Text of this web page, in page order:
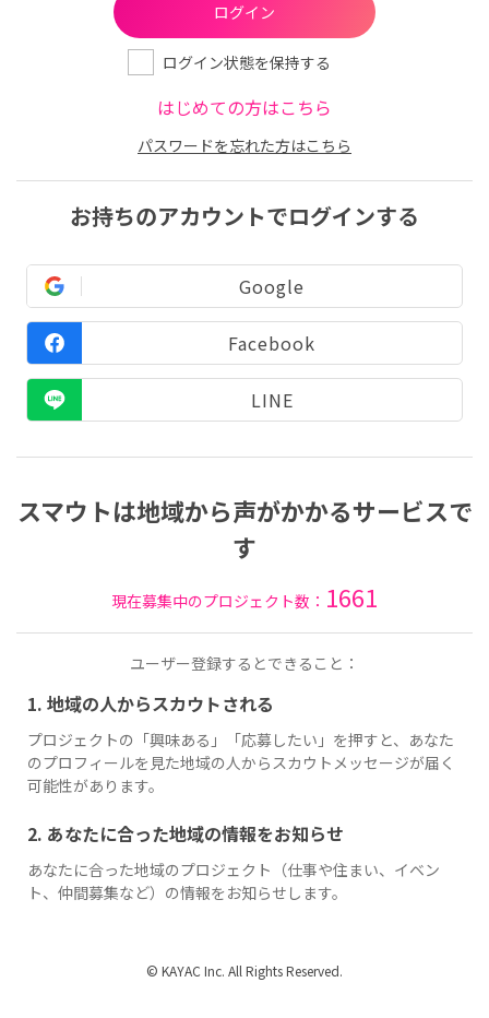
ログイン状態を保持する
はじめての方はこちら
パスワードを忘れた方はこちら
お持ちのアカウントでログインする
Google
Facebook
LINE
スマウトは地域から声がかかるサービスで
す
現在募集中のプロジェクト数： 1661
ユーザー登録するとできること：
1. 地域の人からスカウトされる
プロジェクトの「興味ある」「応募したい」を押すと、あなた
のプロフィールを見た地域の人からスカウトメッセージが届く
可能性があります。
2. あなたに合った地域の情報をお知らせ
あなたに合った地域のプロジェクト（仕事や住まい、イベン
ト、仲間募集など）の情報をお知らせします。
© KAYAC Inc. All Rights Reserved.